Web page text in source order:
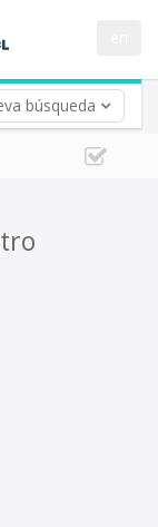
búsqueda